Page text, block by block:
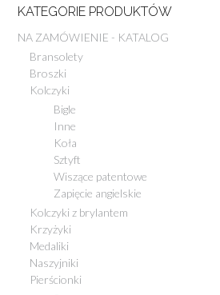
KATEGORIE PRODUKTÓW
NA ZAMÓWIENIE - KATALOG
Bransolety
Broszki
Kolczyki
Bigle
Inne
Koła
Sztyft
Wiszące patentowe
Zapięcie angielskie
Kolczyki z brylantem
Krzyżyki
Medaliki
Naszyjniki
Pierścionki